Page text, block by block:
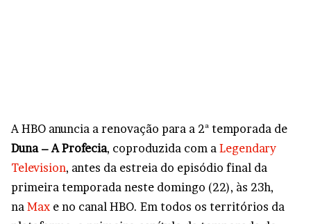
A HBO anuncia a renovação para a 2ª temporada de
Duna – A Profecia, coproduzida com a Legendary
Television, antes da estreia do episódio final da
primeira temporada neste domingo (22), às 23h,
na Max e no canal HBO. Em todos os territórios da